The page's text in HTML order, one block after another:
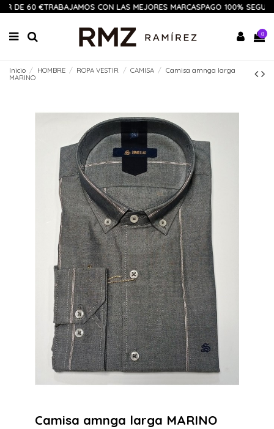
DE 60 €TRABAJAMOS CON LAS MEJORES MARCASPAGO 100% SEGURO
0
Inicio HOMBRE ROPA VESTIR CAMISA
Camisa amnga larga
MARINO
Camisa amnga larga MARINO